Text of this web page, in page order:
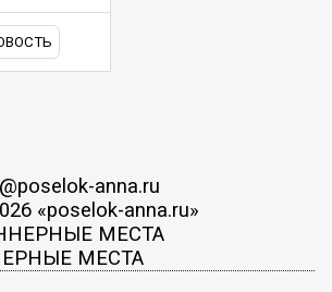
anna.ru
«poselok-anna.ru»
МЕСТА
МЕСТА